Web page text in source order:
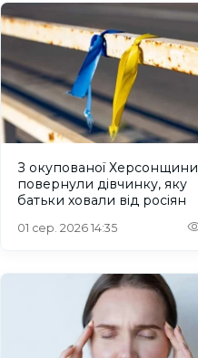
З окупованої Херсонщини
повернули дівчинку, яку
батьки ховали від росіян
01 сер. 2026 14:35